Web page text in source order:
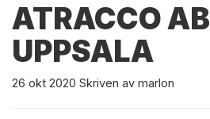
ATRACCO AB
UPPSALA
26 okt 2020 Skriven av marlon